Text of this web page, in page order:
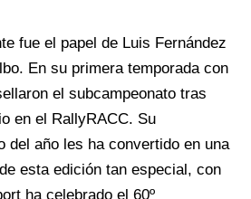
fue el papel de Luis Fernández
En su primera temporada con
el subcampeonato tras
en el RallyRACC. Su
del año les ha convertido en una
esta edición tan especial, con
ha celebrado el 60º